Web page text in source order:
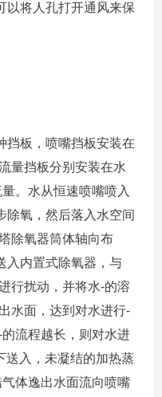
以将人孔打开通风来保
挡板，喷嘴挡板安装在
量挡板分别安装在水
。水从恒速喷嘴喷入
除氧，然后落入水空间
除氧器筒体轴向布
入内置式除氧器，与
行扰动，并将水-的溶
水面，达到对水进行-
的流程越长，则对水进
送入，未凝结的加热蒸
体逸出水面流向喷嘴